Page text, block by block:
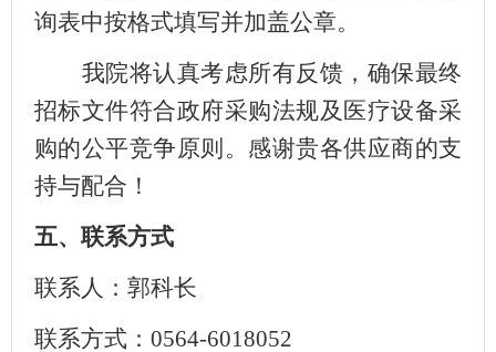
询表中按格式填写并加盖公章。
我院将认真考虑所有反馈，确保最终
招标文件符合政府采购法规及医疗设备采
购的公平竞争原则。感谢贵各供应商的支
持与配合！
五、联系方式
联系人：郭科长
联系方式： 0564-6018052